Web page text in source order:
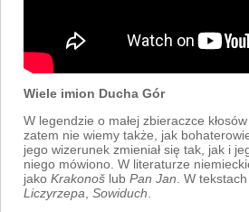
Wiele imion Ducha Gór
W legendzie o małej zbieraczce
zatem nie wiemy także, jak
jego wizerunek zmieniał się tak, jak i
niego mówiono. W literaturze
jako Krakonoš lub Pan Jan . W
Liczyrzepa Sowiduch